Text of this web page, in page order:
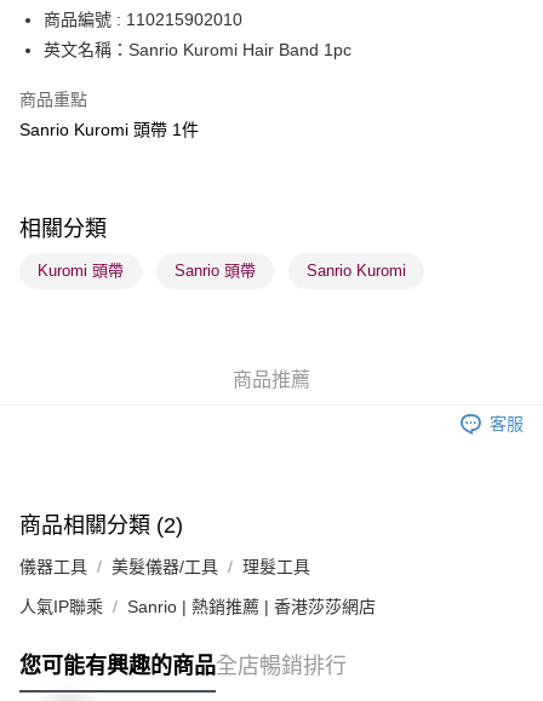
PayMe
WeChat Pay
BoC Pay
每筆HK$65.00，滿HK$300.00或以上免運費
順豐站及營業點 - 確認發貨後1-3個工作天送達
每筆HK$20.00，滿HK$100.00或以上免運費
(澳門門市) 只顯示可選門市。確認發貨後2-5個工作天到店，3天內
取。逾期會取消訂單，並不會安排重寄
澳門地區配送 - 確認發貨後1-4個工作天送達
商品編號 : 110215902010
英文名稱：Sanrio Kuromi Hair Band 1pc
商品重點
Sanrio Kuromi 頭帶 1件
相關分類
Kuromi 頭帶 Sanrio 頭帶 Sanrio Kuromi
商品推薦
客服
商品相關分類 (2)
儀器工具 美髮儀器/工具 理髮工具
人氣IP聯乘 Sanrio | 熱銷推薦 | 香港莎莎網店
您可能有興趣的商品全店暢銷排行